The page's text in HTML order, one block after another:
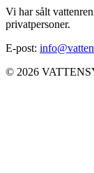
Vi har sålt
privatpersoner.
E-post:
© 2026